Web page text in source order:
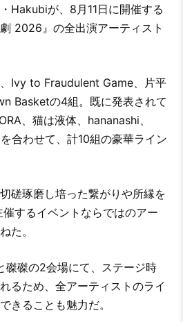
Hakubiが、8月11日に開催する
2026』の全出演アーティスト
Ivy to Fraudulent Game、片平
Basketの4組。既に発表されて
、猫は液体、hananashi、
合わせて、計10組の豪華ライン
磋琢磨し培った繋がりや所縁を
するイベントならではのアー
た。
磔磔の2会場にて、ステージ時
るため、全アーティストのライ
きることも魅力だ。